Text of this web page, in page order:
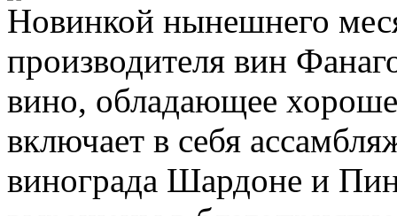
Новинкой нынешнего
производителя вин
вино, обладающее
включает в себя
винограда Шардоне и